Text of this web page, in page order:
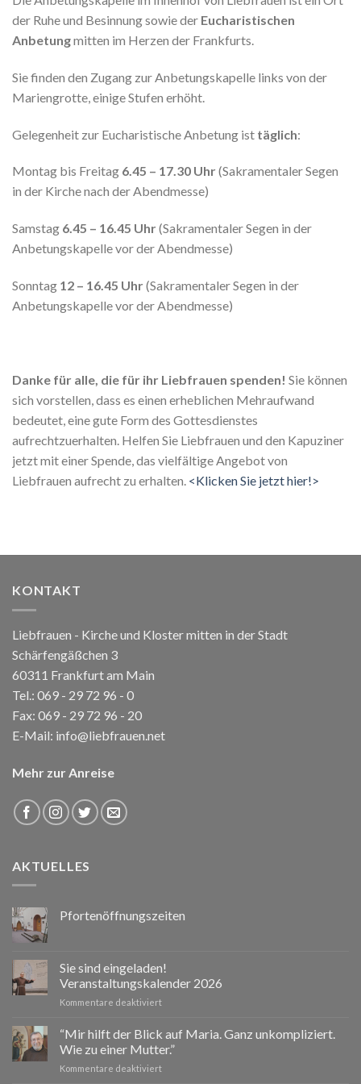
der Ruhe und Besinnung sowie der Eucharistischen
Anbetungmitten im Herzen der Frankfurts.
Sie finden den Zugang zur Anbetungskapelle links von der
Mariengrotte, einige Stufen erhöht.
Gelegenheit zur Eucharistische Anbetung ist täglich:
Montag bis Freitag 6.45 – 17.30 Uhr(Sakramentaler Segen
in der Kirche nach der Abendmesse)
Samstag 6.45 – 16.45 Uhr(Sakramentaler Segen in der
Anbetungskapelle vor der Abendmesse)
Sonntag 12 – 16.45 Uhr(Sakramentaler Segen in der
Anbetungskapelle vor der Abendmesse)
Danke für alle, die für ihr Liebfrauen spenden! Sie können
sich vorstellen, dass es einen erheblichen Mehraufwand
bedeutet, eine gute Form des Gottesdienstes
aufrechtzuerhalten. Helfen Sie Liebfrauen und den Kapuziner
jetzt mit einer Spende, das vielfältige Angebot von
Liebfrauen aufrecht zu erhalten. <Klicken Sie jetzt hier!>
KONTAKT
Liebfrauen - Kirche und Kloster mitten in der Stadt
Schärfengäßchen 3
60311 Frankfurt am Main
Tel.: 069 - 29 72 96 - 0
Fax: 069 - 29 72 96 - 20
E-Mail: info@liebfrauen.net
Mehr zur Anreise
AKTUELLES
Pfortenöffnungszeiten
Sie sind eingeladen!
Veranstaltungskalender 2026
Kommentare deaktiviertfür
eingeladen!
Veranstaltungskalender
2026
“Mir hilft der Blick auf Maria. Ganz unkompliziert.
Wie zu einer Mutter.”
Kommentare deaktiviertfür